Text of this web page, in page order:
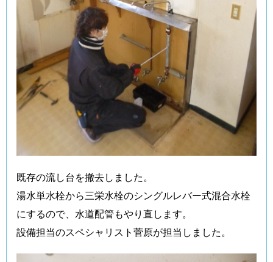
既存の流し台を撤去しました。
湯水単水栓から三栄水栓のシングルレバー式混合水栓
にするので、水道配管もやり直します。
設備担当のスペシャリスト菅原が担当しました。